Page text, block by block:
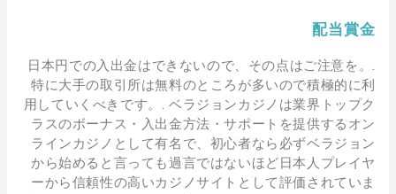
配当賞金
日本円での入出金はできないので、その点はご注意を。.
特に大手の取引所は無料のところが多いので積極的に利
用していくべきです。. ベラジョンカジノは業界トップク
ラスのボーナス・入出金方法・サポートを提供するオン
ラインカジノとして有名で、初心者なら必ずベラジョン
から始めると言っても過言ではないほど日本人プレイヤ
ーから信頼性の高いカジノサイトとして評価されていま